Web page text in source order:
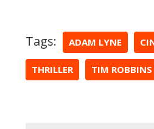
Tags: ADAM LYNE
THRILLER TIM ROBBINS